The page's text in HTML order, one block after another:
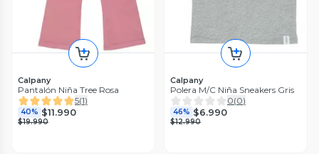
Calpany
Pantalón Niña Tree Rosa
5(1)
40% $11.990
$19.990
Calpany
Polera M/C Niña Sneakers Gris
0(0)
46% $6.990
$12.990